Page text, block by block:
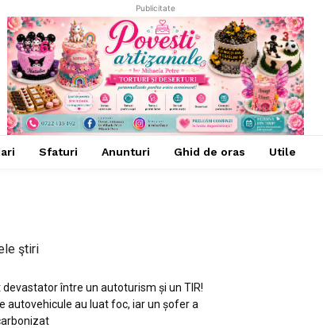
Publicitate
Sfaturi Anunturi Ghid de oras Utile
ştiri
devastator între un autoturism și un TIR!
autovehicule au luat foc, iar un șofer a